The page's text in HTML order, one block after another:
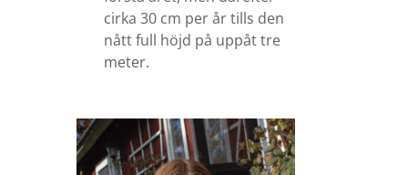
cirka 30 cm per år tills den
nått full höjd på uppåt tre
meter.